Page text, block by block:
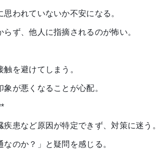
思われていないか不安になる。
ず、他人に指摘されるのが怖い。
触を避けてしまう。
が悪くなることが心配。
疾患など原因が特定できず、対策に迷う。
のか？」と疑問を感じる。